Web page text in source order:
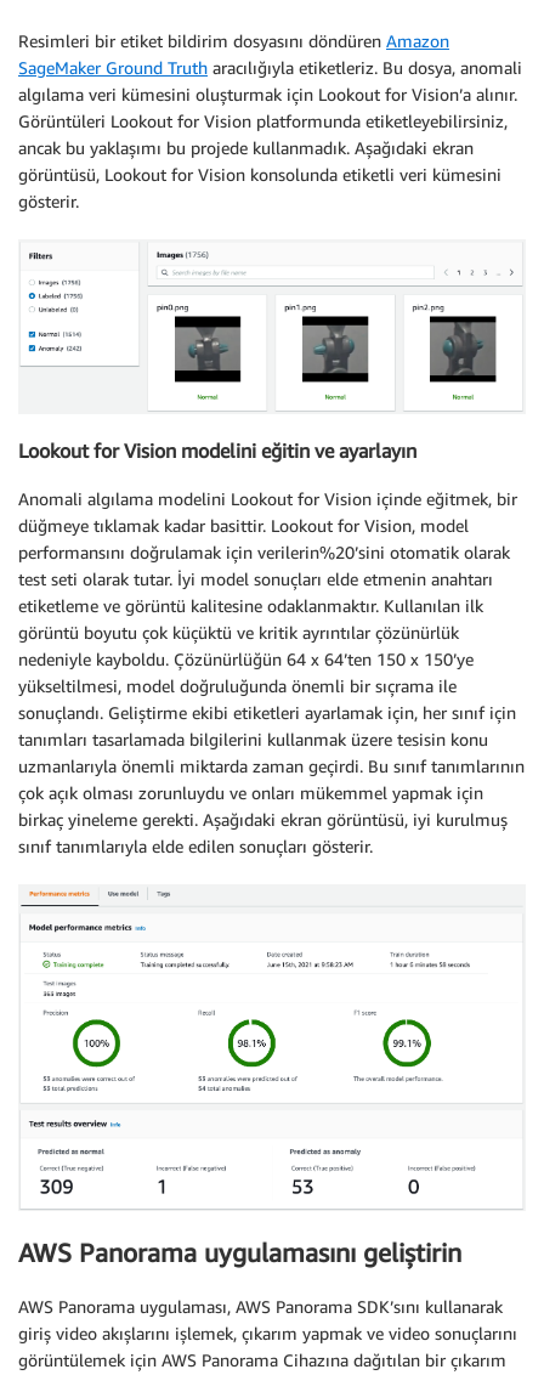
# set pad color
if len(img.shape) is 3 and not isinstance(
        padColor
= [ padColor] *3
# scale and pad
    scaled_img
= cv2.resize crop, ( new_w, new_h
    scaled_img
scaled_img
Resimleri bir etiket bildirim dosyasını döndüren Amazon
SageMaker Ground Truth aracılığıyla etiketleriz. Bu dosya, anomali
algılama veri kümesini oluşturmak için Lookout for Vision’a alınır.
Görüntüleri Lookout for Vision platformunda etiketleyebilirsiniz,
ancak bu yaklaşımı bu projede kullanmadık. Aşağıdaki ekran
görüntüsü, Lookout for Vision konsolunda etiketli veri kümesini
gösterir.
Lookout for Vision modelini eğitin ve ayarlayın
Anomali algılama modelini Lookout for Vision içinde eğitmek, bir
düğmeye tıklamak kadar basittir. Lookout for Vision, model
performansını doğrulamak için verilerin%20’sini otomatik olarak
test seti olarak tutar. İyi model sonuçları elde etmenin anahtarı
etiketleme ve görüntü kalitesine odaklanmaktır. Kullanılan ilk
görüntü boyutu çok küçüktü ve kritik ayrıntılar çözünürlük
nedeniyle kayboldu. Çözünürlüğün 64 x 64’ten 150 x 150’ye
yükseltilmesi, model doğruluğunda önemli bir sıçrama ile
sonuçlandı. Geliştirme ekibi etiketleri ayarlamak için, her sınıf için
tanımları tasarlamada bilgilerini kullanmak üzere tesisin konu
uzmanlarıyla önemli miktarda zaman geçirdi. Bu sınıf tanımlarının
çok açık olması zorunluydu ve onları mükemmel yapmak için
birkaç yineleme gerekti. Aşağıdaki ekran görüntüsü, iyi kurulmuş
sınıf tanımlarıyla elde edilen sonuçları gösterir.
AWS Panorama uygulamasını geliştirin
AWS Panorama uygulaması, AWS Panorama SDK’sını kullanarak
giriş video akışlarını işlemek, çıkarım yapmak ve video sonuçlarını
görüntülemek için AWS Panorama Cihazına dağıtılan bir çıkarım